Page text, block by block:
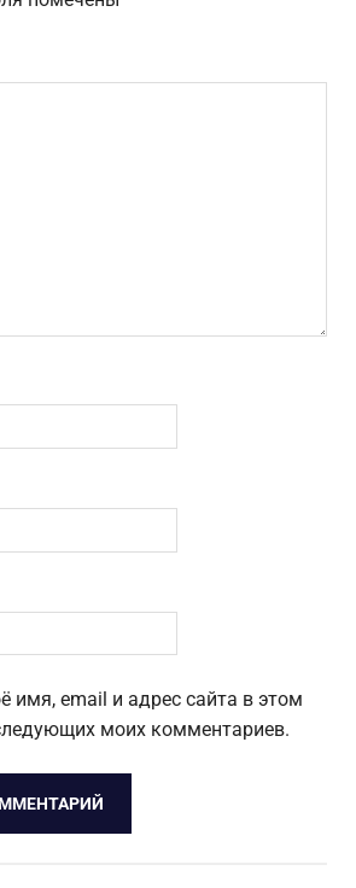
имя, email и адрес сайта в этом
моих комментариев.